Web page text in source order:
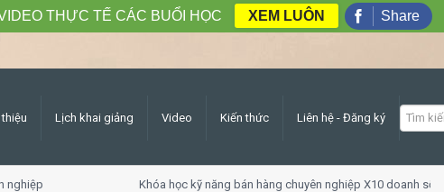
Lịch khai giảng Video Kiến thức Liên hệ - Đăng ký
nghiệp Khóa học kỹ năng bán hàng chuyên nghiệp X10 doanh số
THỰC TẾ CÁC BUỔI HỌC XEM LUÔN Share